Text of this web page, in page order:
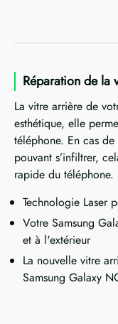
Réparation de la
La vitre arrière de
esthétique, elle
téléphone. En cas
pouvant s’infiltrer,
rapide du téléphone.
Technologie Laser
Votre Samsung
et à l'extérieur
La nouvelle vitre
Samsung Galaxy